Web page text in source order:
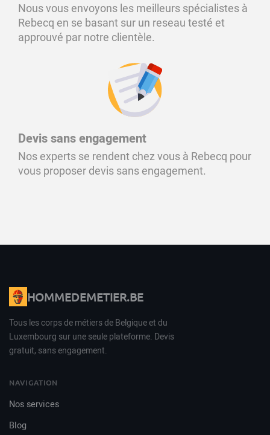
Nous vous envoyons les meilleurs spécialistes à
Rebecq en se basant sur un reseau testé et
approuvé par notre clientèle.
Devis sans engagement
Nos experts se rendent chez vous à Rebecq pour
vous proposer devis sans engagement.
HOMMEDEMETIER.BE
Tous les corps de métiers de Belgique et du
Luxembourg sur une seule plateforme. Devis
gratuit, sans engagement.
NAVIGATION
Nos services
Blog